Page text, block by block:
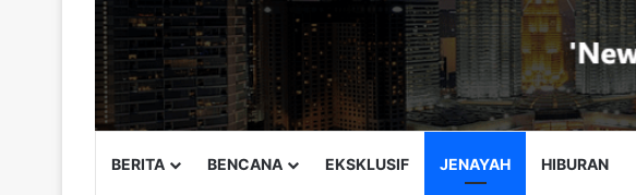
BERITA BENCANA EKSKLUSIF JENAYAH HIBURAN